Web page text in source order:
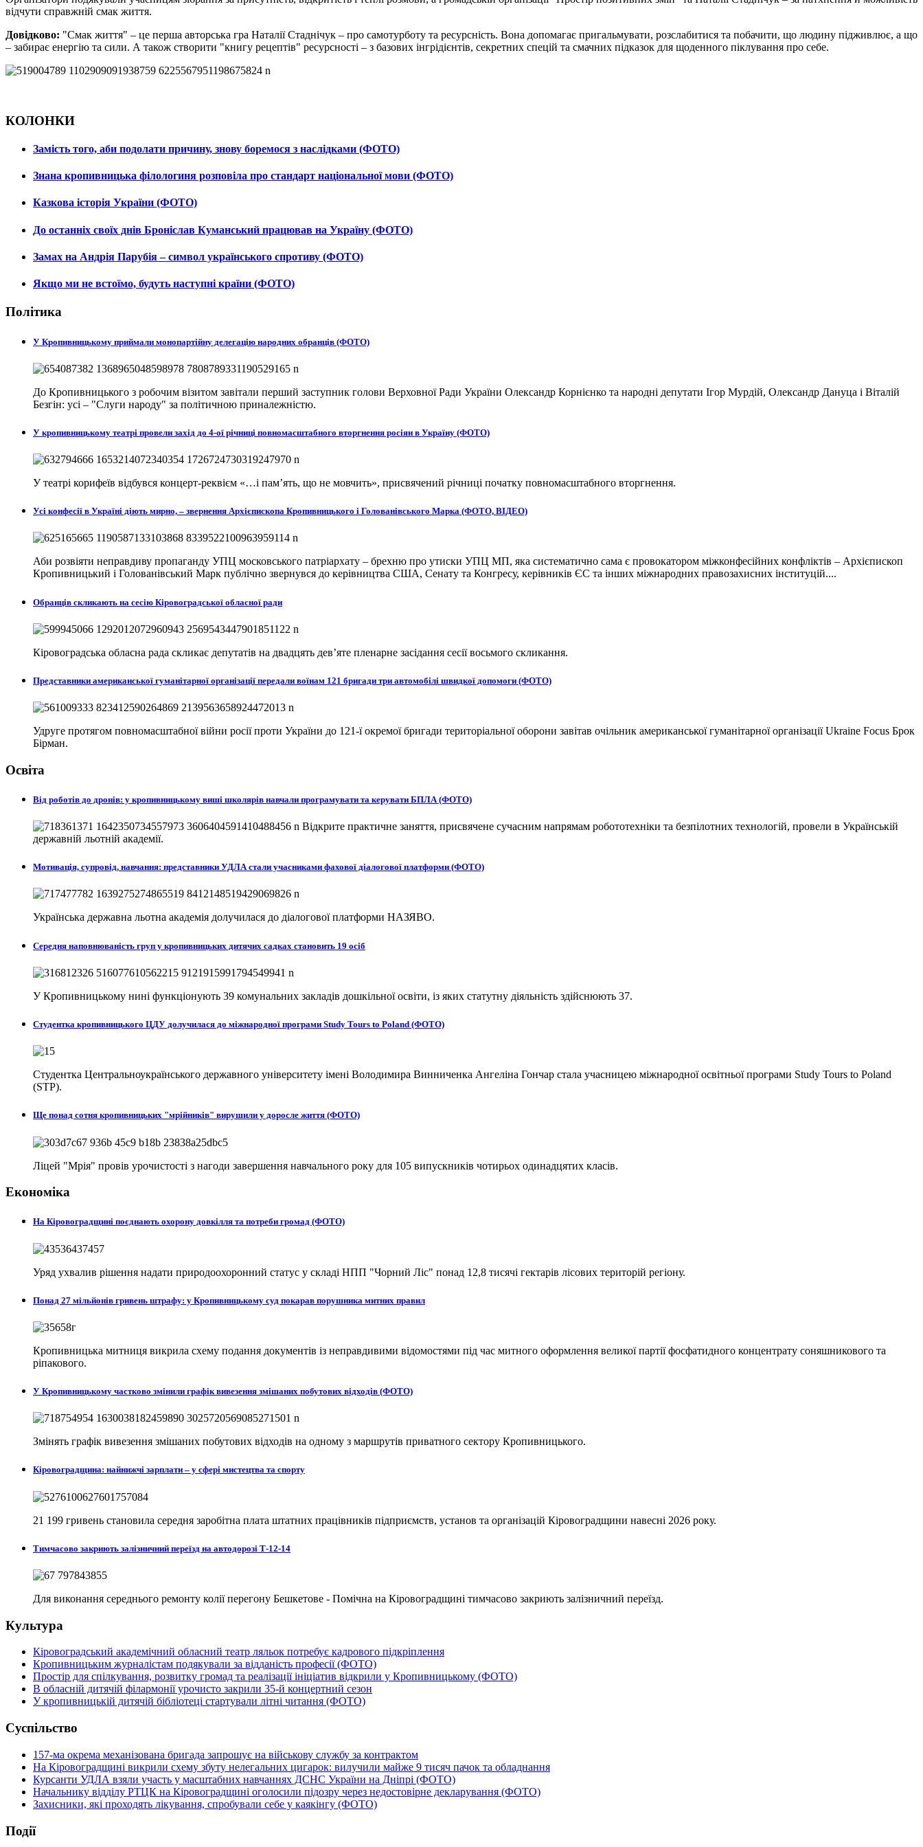
відчути справжній смак життя.
Довідково: "Смак життя" – це перша авторська гра Наталії Стаднічук – про самотурботу та ресурсність. Вона допомагає пригальмувати, розслабитися та побачити, що людину підживлює, а що
– забирає енергію та сили. А також створити "книгу рецептів" ресурсності – з базових інгрідієнтів, секретних спецій та смачних підказок для щоденного піклування про себе.
КОЛОНКИ
Замість того, аби подолати причину, знову боремося з наслідками (ФОТО)
Знана кропивницька філологиня розповіла про стандарт національної мови (ФОТО)
Казкова історія України (ФОТО)
До останніх своїх днів Броніслав Куманський працював на Україну (ФОТО)
Замах на Андрія Парубія – символ українського спротиву (ФОТО)
Якщо ми не встоїмо, будуть наступні країни (ФОТО)
Політика
У Кропивницькому приймали монопартійну делегацію народних обранців (ФОТО)
До Кропивницького з робочим візитом завітали перший заступник голови Верховної Ради України Олександр Корнієнко та народні депутати Ігор Мурдій, Олександр Дануца і Віталій
Безгін: усі – "Слуги народу" за політичною приналежністю.
У кропивницькому театрі провели захід до 4-ої річниці повномасштабного вторгнення росіян в Україну (ФОТО)
У театрі корифеїв відбувся концерт-реквієм «…і пам’ять, що не мовчить», присвячений річниці початку повномасштабного вторгнення.
Усі конфесії в Україні діють мирно, – звернення Архієпископа Кропивницького і Голованівського Марка (ФОТО, ВІДЕО)
Аби розвіяти неправдиву пропаганду УПЦ московського патріархату – брехню про утиски УПЦ МП, яка систематично сама є провокатором міжконфесійних конфліктів – Архієпископ
Кропивницький і Голованівський Марк публічно звернувся до керівництва США, Сенату та Конгресу, керівників ЄС та інших міжнародних правозахисних інституцій....
Обранців скликають на сесію Кіровоградської обласної ради
Кіровоградська обласна рада скликає депутатів на двадцять дев’яте пленарне засідання сесії восьмого скликання.
Представники американської гуманітарної організації передали воїнам 121 бригади три автомобілі швидкої допомоги (ФОТО)
Удруге протягом повномасштабної війни росії проти України до 121-ї окремої бригади територіальної оборони завітав очільник американської гуманітарної організації Ukraine Focus Брок
Бірман.
Освіта
Від роботів до дронів: у кропивницькому виші школярів навчали програмувати та керувати БПЛА (ФОТО)
Відкрите практичне заняття, присвячене сучасним напрямам робототехніки та безпілотних технологій, провели в Українській
державній льотній академії.
Мотивація, супровід, навчання: представники УДЛА стали учасниками фахової діалогової платформи (ФОТО)
Українська державна льотна академія долучилася до діалогової платформи НАЗЯВО.
Середня наповнюваність груп у кропивницьких дитячих садках становить 19 осіб
У Кропивницькому нині функціонують 39 комунальних закладів дошкільної освіти, із яких статутну діяльність здійснюють 37.
Студентка кропивницького ЦДУ долучилася до міжнародної програми Study Tours to Poland (ФОТО)
Студентка Центральноукраїнського державного університету імені Володимира Винниченка Ангеліна Гончар стала учасницею міжнародної освітньої програми Study Tours to Poland
(STP).
Ще понад сотня кропивницьких "мрійників" вирушили у доросле життя (ФОТО)
Ліцей "Мрія" провів урочистості з нагоди завершення навчального року для 105 випускників чотирьох одинадцятих класів.
Економіка
На Кіровоградщині поєднають охорону довкілля та потреби громад (ФОТО)
Уряд ухвалив рішення надати природоохоронний статус у складі НПП "Чорний Ліс" понад 12,8 тисячі гектарів лісових територій регіону.
Понад 27 мільйонів гривень штрафу: у Кропивницькому суд покарав порушника митних правил
Кропивницька митниця викрила схему подання документів із неправдивими відомостями під час митного оформлення великої партії фосфатидного концентрату соняшникового та
ріпакового.
У Кропивницькому частково змінили графік вивезення змішаних побутових відходів (ФОТО)
Змінять графік вивезення змішаних побутових відходів на одному з маршрутів приватного сектору Кропивницького.
Кіровоградщина: найнижчі зарплати – у сфері мистецтва та спорту
21 199 гривень становила середня заробітна плата штатних працівників підприємств, установ та організацій Кіровоградщини навесні 2026 року.
Тимчасово закриють залізничний переїзд на автодорозі Т-12-14
Для виконання середнього ремонту колії перегону Бешкетове - Помічна на Кіровоградщині тимчасово закриють залізничний переїзд.
Культура
Кіровоградський академічний обласний театр ляльок потребує кадрового підкріплення
Кропивницьким журналістам подякували за відданість професії (ФОТО)
Простір для спілкування, розвитку громад та реалізації ініціатив відкрили у Кропивницькому (ФОТО)
В обласній дитячій філармонії урочисто закрили 35-й концертний сезон
У кропивницькій дитячій бібліотеці стартували літні читання (ФОТО)
Суспільство
157-ма окрема механізована бригада запрошує на військову службу за контрактом
На Кіровоградщині викрили схему збуту нелегальних цигарок: вилучили майже 9 тисяч пачок та обладнання
Курсанти УДЛА взяли участь у масштабних навчаннях ДСНС України на Дніпрі (ФОТО)
Начальнику відділу РТЦК на Кіровоградщині оголосили підозру через недостовірне декларування (ФОТО)
Захисники, які проходять лікування, спробували себе у каякінгу (ФОТО)
Події